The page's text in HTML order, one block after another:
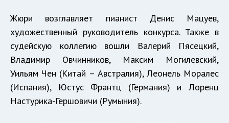
Жюри возглавляет пианист Денис Мацуев,
художественный руководитель конкурса. Также в
судейскую коллегию вошли Валерий Пясецкий,
Владимир Овчинников, Максим Могилевский,
Уильям Чен (Китай – Австралия), Леонель Моралес
(Испания), Юстус Франтц (Германия) и Лоренц
Настурика-Гершовичи (Румыния).